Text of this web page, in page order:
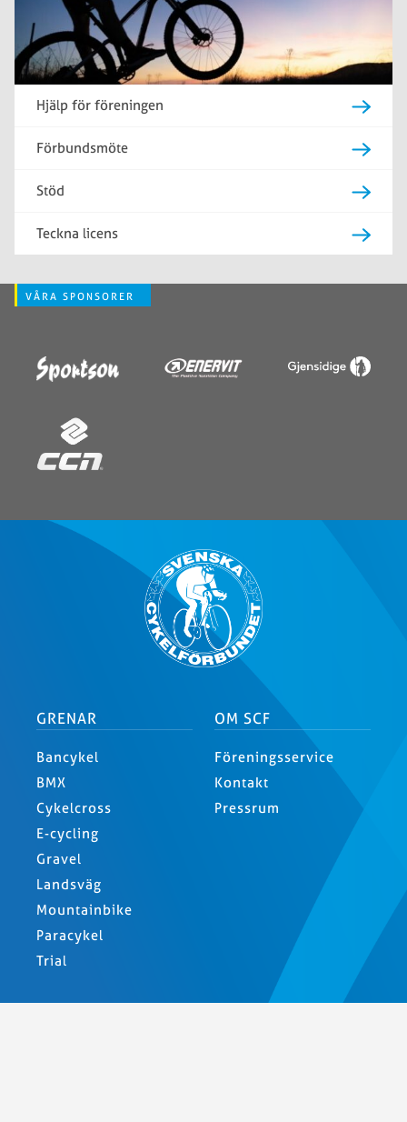
Hjälp för föreningen
Förbundsmöte
Stöd
Teckna licens
VÅRA SPONSORER
GRENAR
Bancykel
BMX
Cykelcross
E-cycling
Gravel
Landsväg
Mountainbike
Paracykel
Trial
OM SCF
Föreningsservice
Kontakt
Pressrum